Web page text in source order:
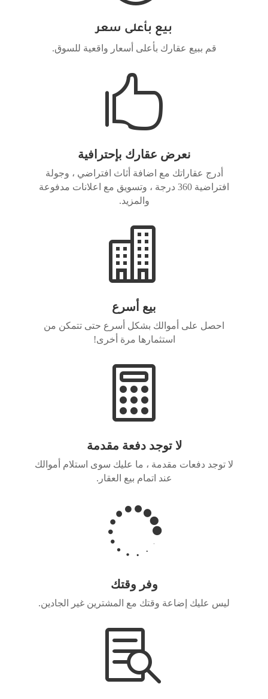
بيع بأعلى سعر
قم ببيع عقارك بأعلى أسعار واقعية للسوق.

نعرض عقارك بإحترافية
أدرج عقاراتك مع اضافة أثاث افتراضي ، وجولة
افتراضية 360 درجة ، وتسويق مع اعلانات مدفوعة
والمزيد.

بيع أسرع
احصل على أموالك بشكل أسرع حتى تتمكن من
استثمارها مرة أخرى!

لا توجد دفعة مقدمة
لا توجد دفعات مقدمة ، ما عليك سوى استلام أموالك
عند اتمام بيع العقار.

وفر وقتك
ليس عليك إضاعة وقتك مع المشترين غير الجادين.
